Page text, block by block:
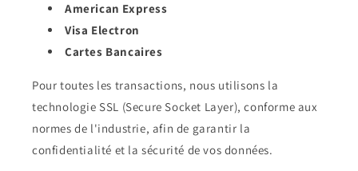
American Express
Visa Electron
Cartes Bancaires
Pour toutes les transactions, nous utilisons la
technologie SSL (Secure Socket Layer), conforme aux
normes de l'industrie, afin de garantir la
confidentialité et la sécurité de vos données.